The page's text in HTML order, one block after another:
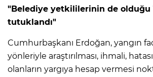
"Belediye yetkililerinin de olduğu
tutuklandı"
Cumhurbaşkanı Erdoğan, yangın
yönleriyle araştırılması, ihmali,
olanların yargıya hesap vermesi